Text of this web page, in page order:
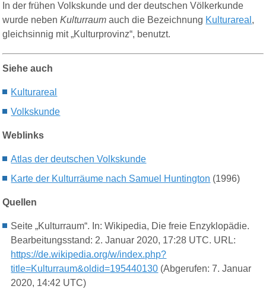
In der frühen Volkskunde und der deutschen Völkerkunde
wurde nebenKulturraum auch die Bezeichnung Kulturareal ,
gleichsinnig mit „Kulturprovinz“, benutzt.
Siehe auch
Kulturareal
Volkskunde
Weblinks
Atlas der deutschen Volkskunde
Karte der Kulturräume nach Samuel Huntington (1996)
Quellen
Seite „Kulturraum“. In: Wikipedia, Die freie Enzyklopädie.
Bearbeitungsstand: 2. Januar 2020, 17:28 UTC. URL:
https://de.wikipedia.org/w/index.php?
title=Kulturraum&oldid=195440130 (Abgerufen: 7. Januar
2020, 14:42 UTC)